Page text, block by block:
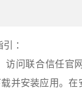
：
访问联合信任官
载并安装应用。